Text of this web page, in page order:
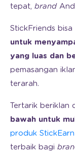
tepat, brand
StickFriends
untuk
yang luas dan
pemasangan
terarah.
Tertarik beriklan
bawah untuk
produk
terbaik bagi